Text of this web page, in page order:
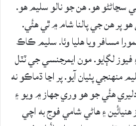
سڃاڻڻو ھو. ھن جو نالو سليم ھو.
پر هن جي پالنا شام ۾ ٿي ھئٔي.
مسافر ويا ھليا وئا. سليم ڪاڪ
لڳايو. مون ايمرجنسي جي ٽٽل
منھنجي پٺيان آيو. پر اڃا ڌماڪو نه
ھئٔي جو ھو وري جھاز ۾ ويو ۽
۽ ھاڻي شامي فوج به اچي